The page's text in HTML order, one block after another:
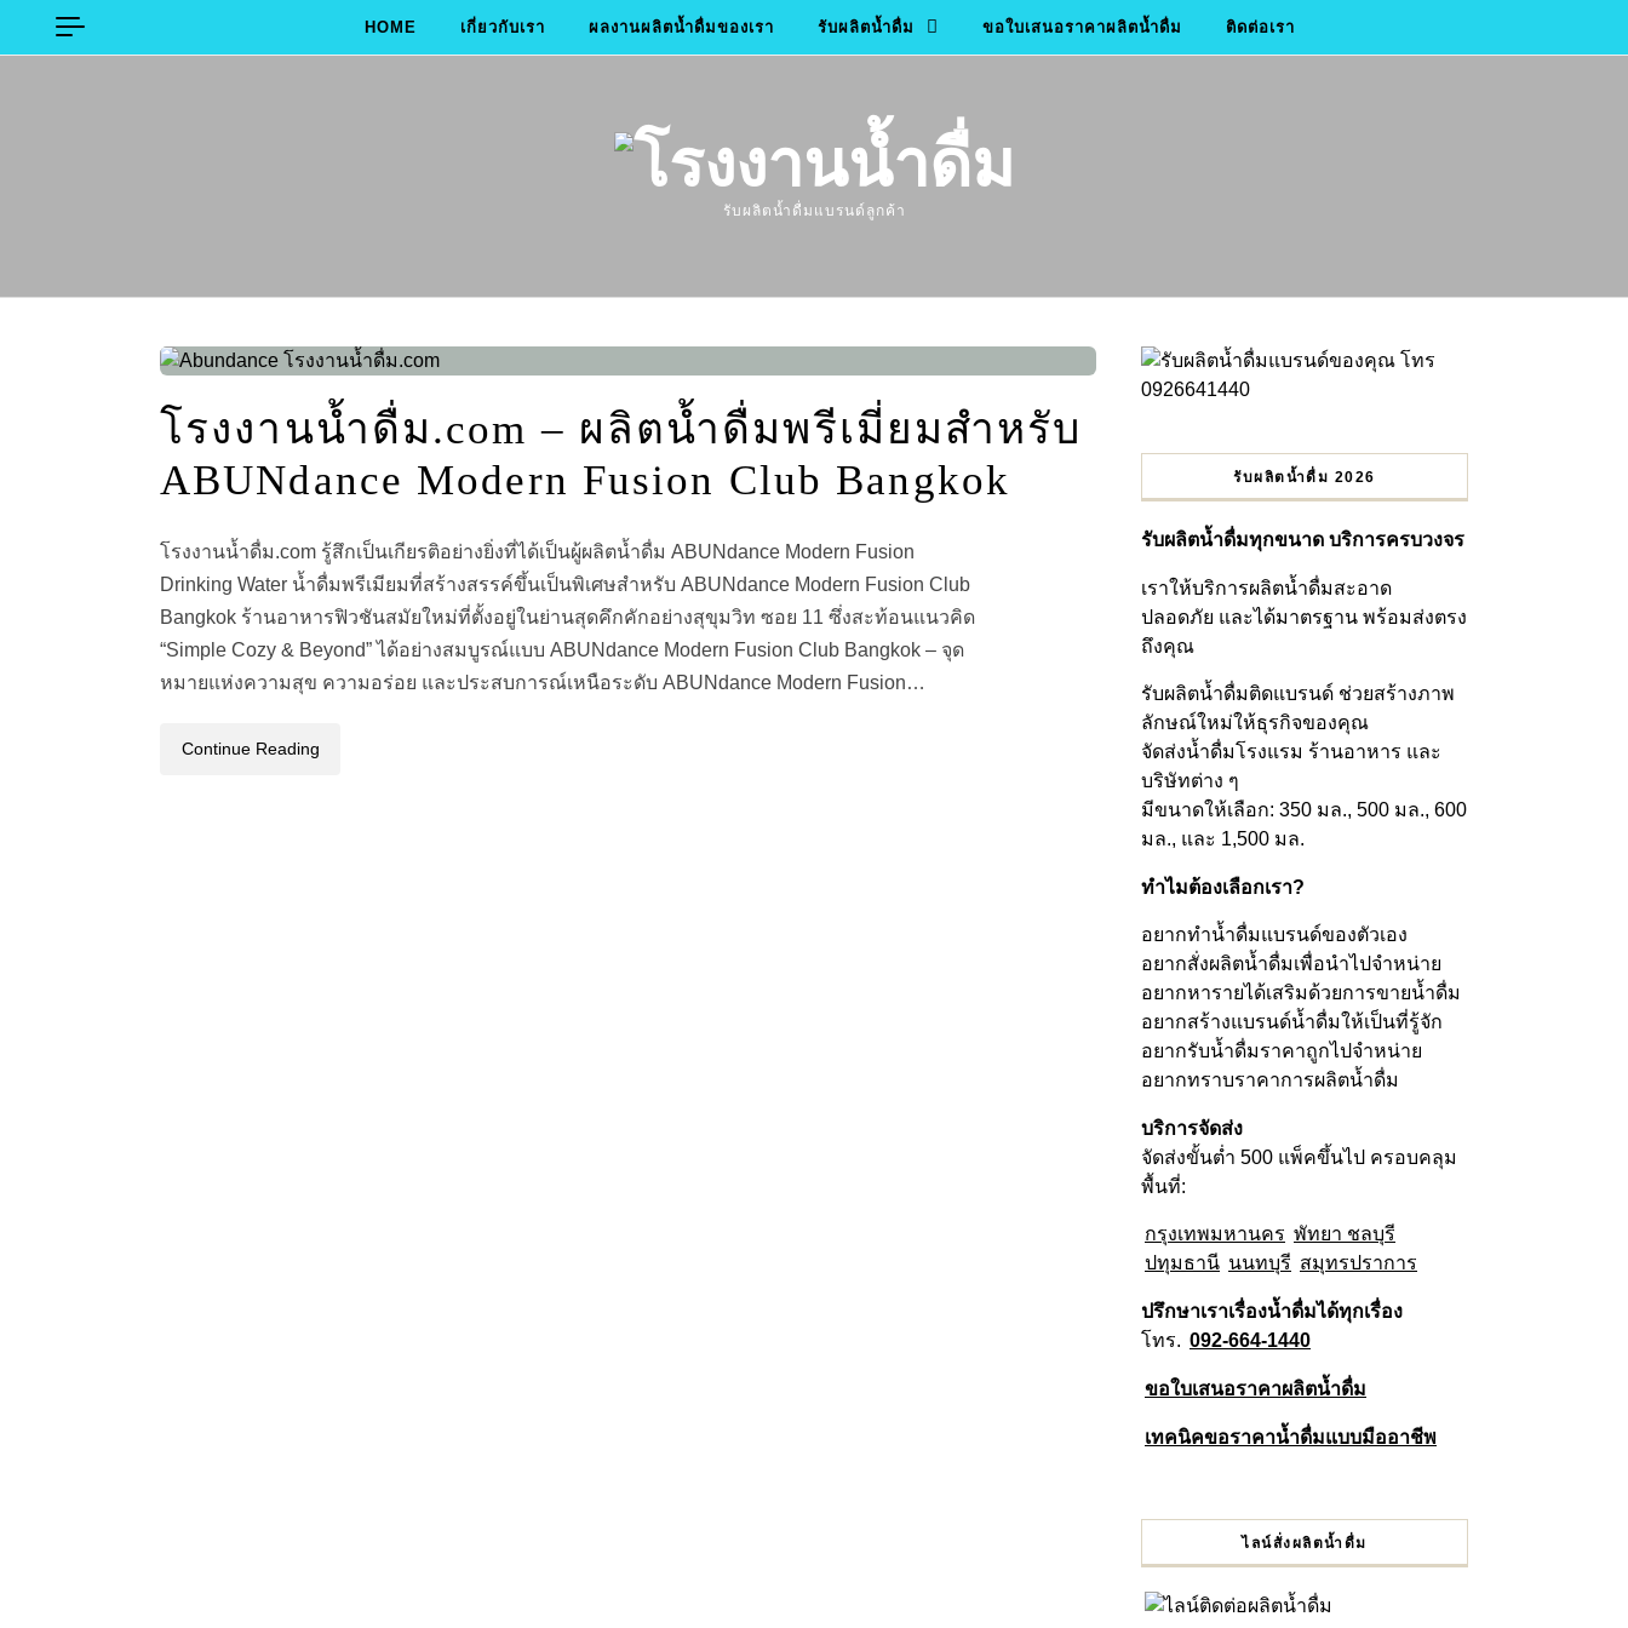
Skip to content
HOME เกี่ยวกับเรา ผลงานผลิตน้ำดื่มของเรา รับผลิตน้ำดื่ม ขอใบเสนอราคาผลิตน้ำดื่ม ติดต่อเรา
รับผลิตน้ำดื่มแบรนด์ลูกค้า
โรงงานน้ำดื่ม.com – ผลิตน้ำดื่มพรีเมี่ยมสำหรับ
ABUNdance Modern Fusion Club Bangkok
โรงงานน้ำดื่ม.com รู้สึกเป็นเกียรติอย่างยิ่งที่ได้เป็นผู้ผลิตน้ำดื่ม ABUNdance Modern Fusion
Drinking Water น้ำดื่มพรีเมียมที่สร้างสรรค์ขึ้นเป็นพิเศษสำหรับ ABUNdance Modern Fusion Club
Bangkok ร้านอาหารฟิวชันสมัยใหม่ที่ตั้งอยู่ในย่านสุดคึกคักอย่างสุขุมวิท ซอย 11 ซึ่งสะท้อนแนวคิด
“Simple Cozy & Beyond” ได้อย่างสมบูรณ์แบบ ABUNdance Modern Fusion Club Bangkok – จุด
หมายแห่งความสุข ความอร่อย และประสบการณ์เหนือระดับ ABUNdance Modern Fusion…
Continue Reading
รับผลิตน้ำดื่ม 2026
รับผลิตน้ำดื่มทุกขนาด บริการครบวงจร
เราให้บริการผลิตน้ำดื่มสะอาด
ปลอดภัย และได้มาตรฐาน พร้อมส่งตรง
ถึงคุณ
รับผลิตน้ำดื่มติดแบรนด์ ช่วยสร้างภาพ
ลักษณ์ใหม่ให้ธุรกิจของคุณ
จัดส่งน้ำดื่มโรงแรม ร้านอาหาร และ
บริษัทต่าง ๆ
มีขนาดให้เลือก: 350 มล., 500 มล., 600
มล., และ 1,500 มล.
ทำไมต้องเลือกเรา?
อยากทำน้ำดื่มแบรนด์ของตัวเอง
อยากสั่งผลิตน้ำดื่มเพื่อนำไปจำหน่าย
อยากหารายได้เสริมด้วยการขายน้ำดื่ม
อยากสร้างแบรนด์น้ำดื่มให้เป็นที่รู้จัก
อยากรับน้ำดื่มราคาถูกไปจำหน่าย
อยากทราบราคาการผลิตน้ำดื่ม
บริการจัดส่ง
จัดส่งขั้นต่ำ 500 แพ็คขึ้นไป ครอบคลุม
พื้นที่:
กรุงเทพมหานคร พัทยา ชลบุรี
ปทุมธานี นนทบุรี สมุทรปราการ
ปรึกษาเราเรื่องน้ำดื่มได้ทุกเรื่อง
โทร. 092-664-1440
ขอใบเสนอราคาผลิตน้ำดื่ม
เทคนิคขอราคาน้ำดื่มแบบมืออาชีพ
ไลน์สั่งผลิตน้ำดื่ม